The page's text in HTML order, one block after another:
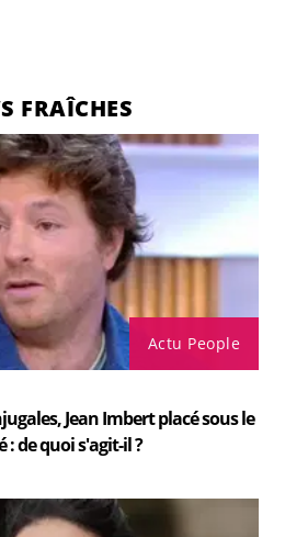
FRAÎCHES
Actu People
Jean Imbert placé sous le
de quoi s'agit-il ?